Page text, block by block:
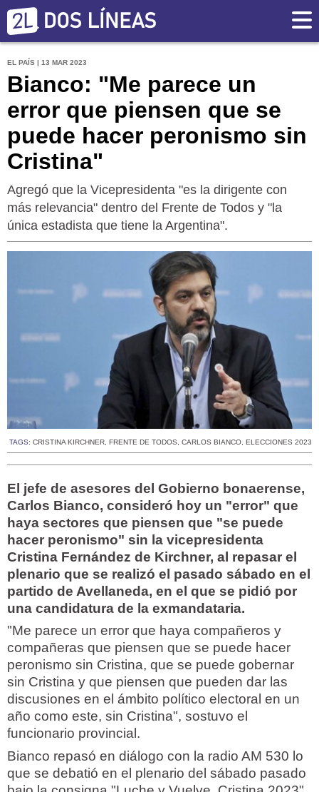
EL PAÍS | 13 MAR 2023
Bianco: "Me parece un
error que piensen que se
puede hacer peronismo sin
Cristina"
Agregó que la Vicepresidenta "es la dirigente con
más relevancia" dentro del Frente de Todos y "la
única estadista que tiene la Argentina".
TAGS: CRISTINA KIRCHNER, FRENTE DE TODOS, CARLOS BIANCO, ELECCIONES 2023
El jefe de asesores del Gobierno bonaerense,
Carlos Bianco, consideró hoy un "error" que
haya sectores que piensen que "se puede
hacer peronismo" sin la vicepresidenta
Cristina Fernández de Kirchner, al repasar el
plenario que se realizó el pasado sábado en el
partido de Avellaneda, en el que se pidió por
una candidatura de la exmandataria.
"Me parece un error que haya compañeros y
compañeras que piensen que se puede hacer
peronismo sin Cristina, que se puede gobernar
sin Cristina y que piensen que pueden dar las
discusiones en el ámbito político electoral en un
año como este, sin Cristina", sostuvo el
funcionario provincial.
Bianco repasó en diálogo con la radio AM 530 lo
que se debatió en el plenario del sábado pasado